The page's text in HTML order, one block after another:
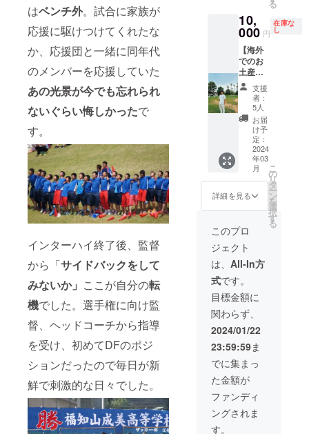
はベンチ外。試合に家族が
応援に駆けつけてくれたな
か、応援団と一緒に同年代
のメンバーを応援していた
あの光景が今でも忘れられ
ないぐらい悔しかったで
す。
インターハイ終了後、監督
から「サイドバックをして
みないか」 ここが自分の転
機でした。選手権に向け監
督、ヘッドコーチから指導
を受け、初めてDFのポジ
ションだったので毎日が新
鮮で刺激的な日々でした。
にスポ
ンサー
として
ロゴを
入れさ
せて頂
きま
す。 自
主練ト
レーニ
ング
や、オ
フでの
トレー
ニング
などで
着させ
（SNS
でも発
信いた
しま
す）
◎「SN
Sにて宣
伝活動
とスポ
ンサー
掲載」
個人、
企業様
のご紹
介を各
SNSで
させて
頂き、
結果報
告をお
送り致
しま
す。 ※
ＰＤＦ
にてお
渡しし
ます。
※詳細は
メール
でご連
絡させ
て頂き
ます。
宜しく
お願い
きま
す！！
（でき
る範囲
でお願
いしま
す！）
例 帰
国時に
サッ
カー教
室の開
催 講
演会
スポン
サー、
などご
い。 ◎
サイン
入りユ
ニホー
ムをお
渡しし
ます。
※サイズ
はＭ、
Ｌでお
願い致
しま
す。 宜
しくお
願いし
ます！
有効期
限 ２
る
10,
000 円
在庫な
し
【海外
でのお
土産
コー
ス】 ◎
僕のセ
レクト
で雑貨
のお土
産を購
入させ
て頂き
お送り
ささて
頂く
か、帰
国時に
直接お
渡しさ
せて頂
きま
す！ ※
詳細は
メール
でやり
とりさ
せて頂
きま
す。
支援
者：
5人
お届
け予
定：
2024
年03
月
詳細を見る
こ
の
リ
タ
ー
ン
を
選
択
す
る
このプロ
ジェクト
は、 All-In方
式です。
目標金額に
関わらず、
2024/01/22
23:59:59ま
でに集まっ
た金額が
ファンディ
ングされま
す。